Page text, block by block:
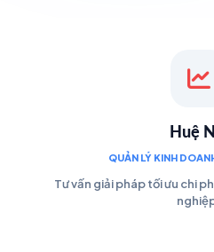
Huệ
QUẢN LÝ KINH
Tư vấn giải pháp tối ưu chi